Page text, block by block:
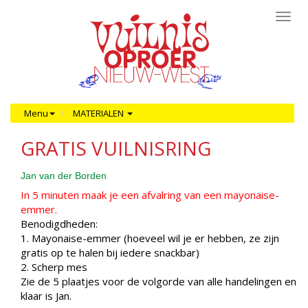
Menu MATERIALEN
GRATIS VUILNISRING
Jan van der Borden
In 5 minuten maak je een afvalring van een mayonaise-
emmer.
Benodigdheden:
1. Mayonaise-emmer (hoeveel wil je er hebben, ze zijn
gratis op te halen bij iedere snackbar)
2. Scherp mes
Zie de 5 plaatjes voor de volgorde van alle handelingen en
klaar is Jan.